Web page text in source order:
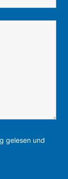
gelesen und